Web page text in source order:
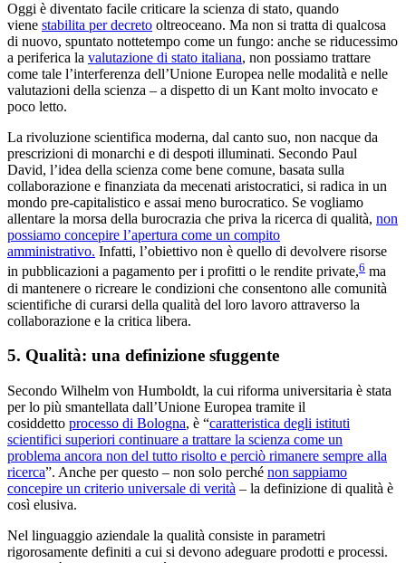
Oggi è diventato facile criticare la scienza di stato, quando
viene stabilita per decreto oltreoceano. Ma non si tratta di qualcosa
di nuovo, spuntato nottetempo come un fungo: anche se riducessimo
a periferica la valutazione di stato italiana, non possiamo trattare
come tale l’interferenza dell’Unione Europea nelle modalità e nelle
valutazioni della scienza – a dispetto di un Kant molto invocato e
poco letto.
La rivoluzione scientifica moderna, dal canto suo, non nacque da
prescrizioni di monarchi e di despoti illuminati. Secondo Paul
David, l’idea della scienza come bene comune, basata sulla
collaborazione e finanziata da mecenati aristocratici, si radica in un
mondo pre-capitalistico e assai meno burocratico. Se vogliamo
allentare la morsa della burocrazia che priva la ricerca di qualità, non
possiamo concepire l’apertura come un compito
amministrativo. Infatti, l’obiettivo non è quello di devolvere risorse
in pubblicazioni a pagamento per i profitti o le rendite private,6 ma
di mantenere o ricreare le condizioni che consentono alle comunità
scientifiche di curarsi della qualità del loro lavoro attraverso la
collaborazione e la critica libera.
5. Qualità: una definizione sfuggente
Secondo Wilhelm von Humboldt, la cui riforma universitaria è stata
per lo più smantellata dall’Unione Europea tramite il
cosiddetto processo di Bologna, è “caratteristica degli istituti
scientifici superiori continuare a trattare la scienza come un
problema ancora non del tutto risolto e perciò rimanere sempre alla
ricerca”. Anche per questo – non solo perché non sappiamo
concepire un criterio universale di verità – la definizione di qualità è
così elusiva.
Nel linguaggio aziendale la qualità consiste in parametri
rigorosamente definiti a cui si devono adeguare prodotti e processi.